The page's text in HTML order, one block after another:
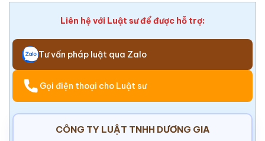
Liên hệ với Luật sư để được hỗ trợ:
Tư vấn pháp luật qua Zalo
Gọi điện thoại cho Luật sư
CÔNG TY LUẬT TNHH DƯƠNG GIA